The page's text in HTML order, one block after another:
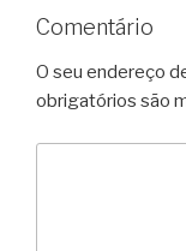
Comentário
O seu endereço
obrigatórios são